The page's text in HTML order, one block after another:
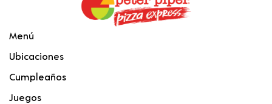
Menú
Ubicaciones
Cumpleaños
Juegos